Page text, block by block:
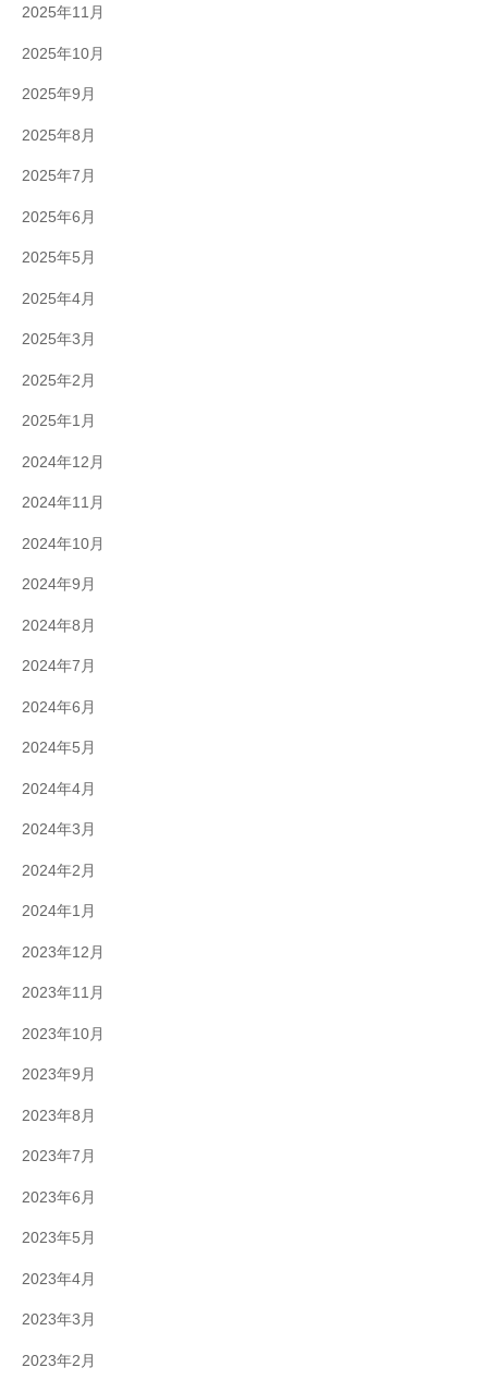
2025年11月
2025年10月
2025年9月
2025年8月
2025年7月
2025年6月
2025年5月
2025年4月
2025年3月
2025年2月
2025年1月
2024年12月
2024年11月
2024年10月
2024年9月
2024年8月
2024年7月
2024年6月
2024年5月
2024年4月
2024年3月
2024年2月
2024年1月
2023年12月
2023年11月
2023年10月
2023年9月
2023年8月
2023年7月
2023年6月
2023年5月
2023年4月
2023年3月
2023年2月